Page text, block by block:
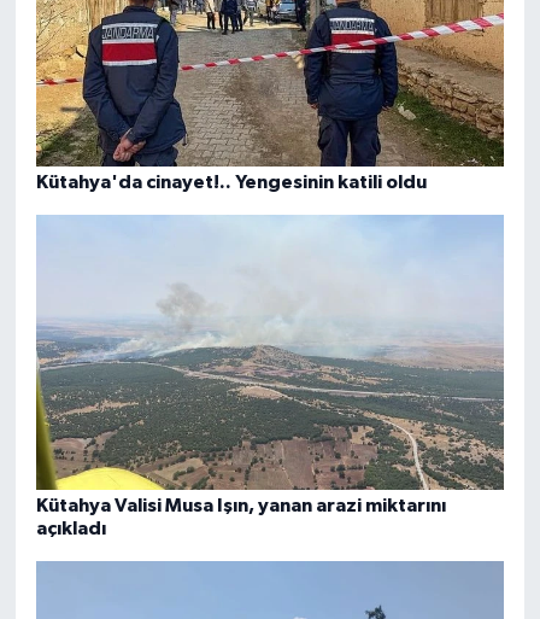
Kütahya'da cinayet!.. Yengesinin katili oldu
Kütahya Valisi Musa Işın, yanan arazi miktarını
açıkladı